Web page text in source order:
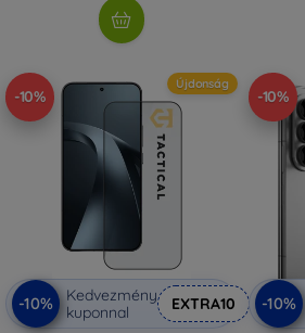
-10%
Újdonság
-10%
Kedvezmény
kuponnal
EXTRA10
-10%
-10%